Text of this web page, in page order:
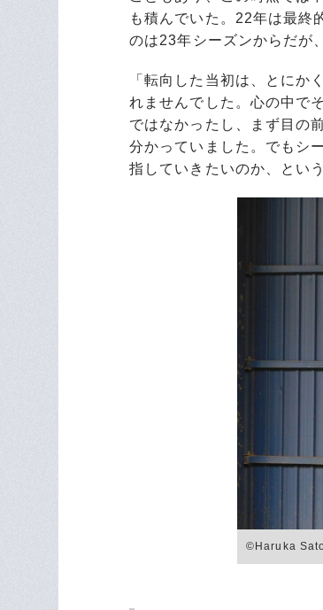
も積んでいた。22年は最終
のは23年シーズンからだが
「転向した当初は、とにか
れませんでした。心の中で
ではなかったし、まず目の
分かっていました。でもシ
指していきたいのか、とい
©Haruka